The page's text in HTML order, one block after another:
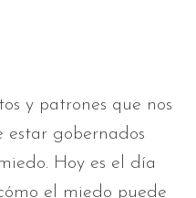
y patrones que nos
estar gobernados
Hoy es el día
el miedo puede